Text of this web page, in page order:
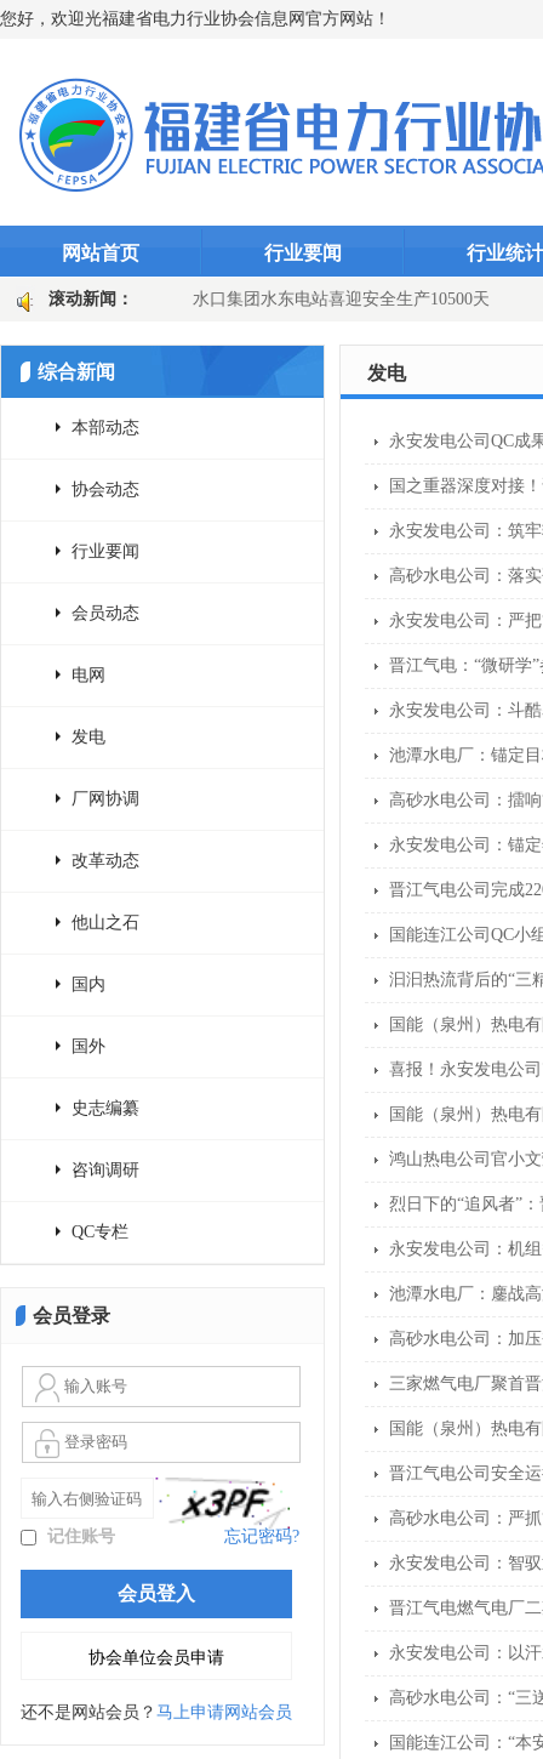
您好，欢迎光福建省电力行业协会信息网官方网站！
网站首页 行业要闻 行业统计
滚动新闻：
智能防线”（图文) 水口集团水东电站喜迎安全生产10500天
国网长汀县供电公司：主变换“心”提质效 乡镇电网添动能（图文
综合新闻
本部动态
协会动态
行业要闻
会员动态
电网
发电
厂网协调
改革动态
他山之石
国内
国外
史志编纂
咨询调研
QC专栏
会员登录
记住账号 忘记密码?
还不是网站会员？ 马上申请网站会员
发电
永安发电公司QC成
国之重器深度对接
永安发电公司：筑
高砂水电公司：落
永安发电公司：严
晋江气电：“微研学
永安发电公司：斗
池潭水电厂：锚定
高砂水电公司：擂
永安发电公司：锚
晋江气电公司完成
国能连江公司QC小
汩汩热流背后的“
国能（泉州）热电
喜报！永安发电公
国能（泉州）热电
鸿山热电公司官小
烈日下的“追风者”
永安发电公司：机
池潭水电厂：鏖战
高砂水电公司：加
三家燃气电厂聚首
国能（泉州）热电
晋江气电公司安全
高砂水电公司：严
永安发电公司：智
晋江气电燃气电厂
永安发电公司：以
高砂水电公司：“三
国能连江公司：“本